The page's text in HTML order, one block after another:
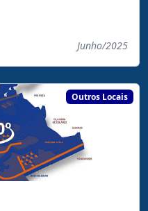
Junho/2025
Outros Locais